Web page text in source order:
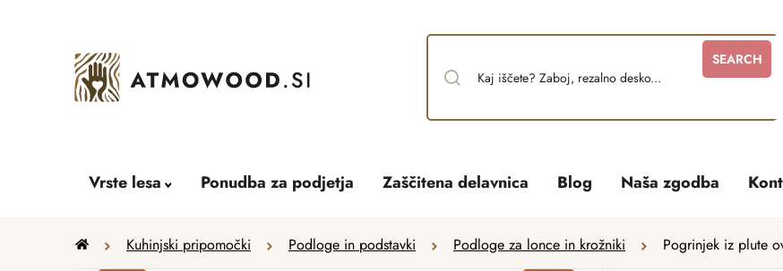
SEARCH
Vrste lesa Ponudba za podjetja Zaščitena delavnica Blog Naša zgodba
Home Kuhinjski pripomočki Podloge in podstavki Podloge za lonce in krožniki Pogrinjek iz plute